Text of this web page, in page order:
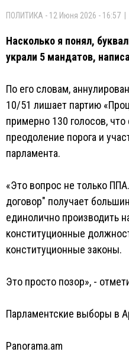
ПОЛИТИКА - 12 Июня 2026 - 16:57
Насколько я понял,
украли 5 мандатов,
По его словам,
10/51 лишает партию
примерно 130 голосов,
преодоление порога и
парламента.
«Это вопрос не только
договор" получает
единолично производить
конституционные
конституционные законы.
Это просто позор», -
Парламентские выборы в
Panorama.am